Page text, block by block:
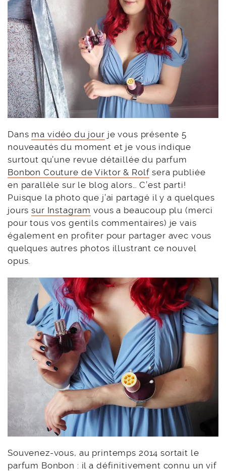
Dans ma vidéo du jour je vous présente 5
nouveautés du moment et je vous indique
surtout qu’une revue détaillée du parfum
Bonbon Couture de Viktor & Rolf sera publiée
en parallèle sur le blog alors… C’est parti!
Puisque la photo que j’ai partagé il y a quelques
jourssur Instagram vous a beaucoup plu (merci
pour tous vos gentils commentaires) je vais
également en profiter pour partager avec vous
quelques autres photos illustrant ce nouvel
opus.
Souvenez-vous, au printemps 2014 sortait le
parfum Bonbon : il a définitivement connu un vif